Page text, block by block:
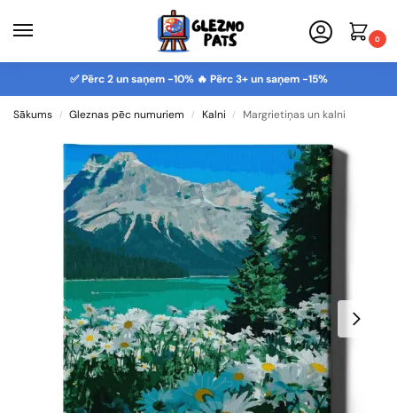
0
✅ Pērc 2 un saņem -10% 🔥 Pērc 3+ un saņem -15%
Sākums / Gleznas pēc numuriem / Kalni / Margrietiņas un kalni